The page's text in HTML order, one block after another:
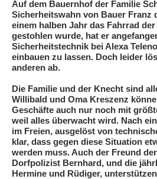
Auf dem Bauernhof der Familie
Sicherheitswahn von Bauer Franz
einem halben Jahr das Fahrrad
gestohlen wurde, hat er
Sicherheitstechnik bei Alexa
einbauen zu lassen. Doch leider
anderen ab.
Die Familie und der Knecht sind
Willibald und Oma Kreszenz
Geschäfte auch nur noch mit
weil alles überwacht wird. Nach
im Freien, ausgelöst von
klar, dass gegen diese Situation
werden muss. Auch der Freund
Dorfpolizist Bernhard, und die
Hermine und Rüdiger,